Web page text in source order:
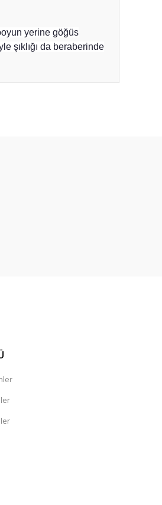
yerine göğüs
şıklığı da beraberinde